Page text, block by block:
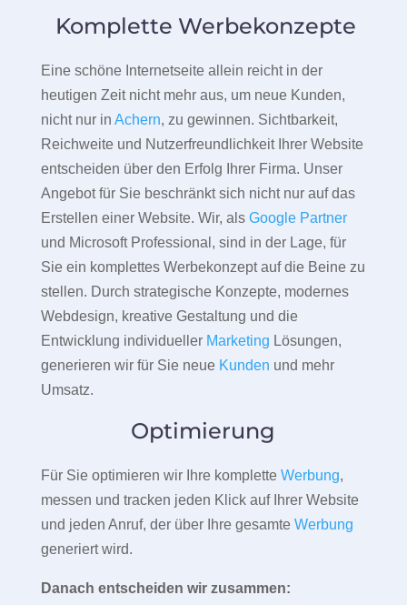
Komplette Werbekonzepte
Eine schöne Internetseite allein reicht in der
heutigen Zeit nicht mehr aus, um neue Kunden,
nicht nur in Achern, zu gewinnen. Sichtbarkeit,
Reichweite und Nutzerfreundlichkeit Ihrer Website
entscheiden über den Erfolg Ihrer Firma. Unser
Angebot für Sie beschränkt sich nicht nur auf das
Erstellen einer Website. Wir, als Google Partner
und Microsoft Professional, sind in der Lage, für
Sie ein komplettes Werbekonzept auf die Beine zu
stellen. Durch strategische Konzepte, modernes
Webdesign, kreative Gestaltung und die
Entwicklung individueller Marketing Lösungen,
generieren wir für Sie neue Kunden und mehr
Umsatz.
Optimierung
Für Sie optimieren wir Ihre komplette Werbung,
messen und tracken jeden Klick auf Ihrer Website
und jeden Anruf, der über Ihre gesamte Werbung
generiert wird.
Danach entscheiden wir zusammen: